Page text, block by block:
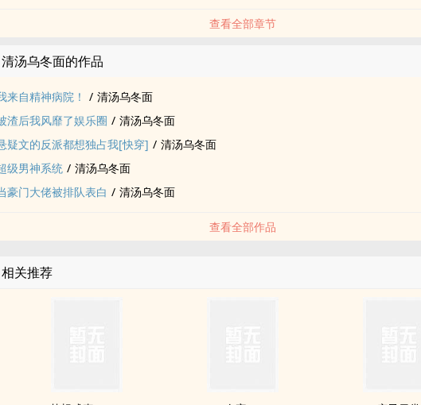
查看全部章节
清汤乌冬面的作品
来自精神病院！ / 清汤乌冬面
渣后我风靡了娱乐圈 / 清汤乌冬面
疑文的反派都想独占我[快穿] / 清汤乌冬面
级男神系统 / 清汤乌冬面
豪门大佬被排队表白 / 清汤乌冬面
查看全部作品
相关推荐